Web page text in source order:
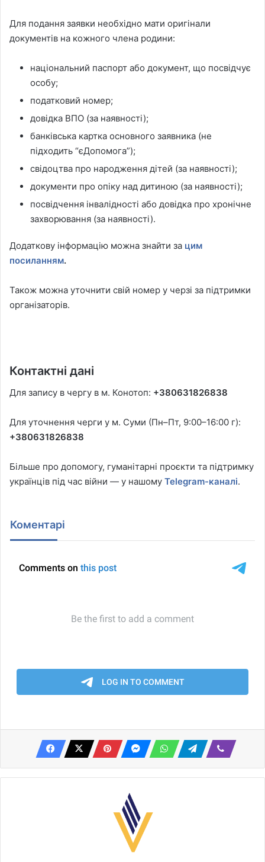
Для подання заявки необхідно мати оригінали
документів на кожного члена родини:
національний паспорт або документ, що посвідчує
особу;
податковий номер;
довідка ВПО (за наявності);
банківська картка основного заявника (не
підходить “єДопомога”);
свідоцтва про народження дітей (за наявності);
документи про опіку над дитиною (за наявності);
посвідчення інвалідності або довідка про хронічне
захворювання (за наявності).
Додаткову інформацію можна знайти за цим
посиланням.
Також можна уточнити свій номер у черзі за підтримки
організаторів.
Контактні дані
Для запису в чергу в м. Конотоп: +380631826838
Для уточнення черги у м. Суми (Пн–Пт, 9:00–16:00 г):
+380631826838
Більше про допомогу, гуманітарні проєкти та підтримку
українців під час війни — у нашому Telegram-каналі.
Коментарі